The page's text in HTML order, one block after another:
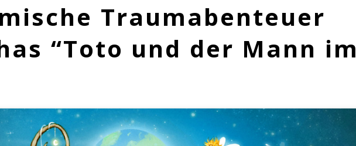
Traumabenteuer
“Toto und der Mann im